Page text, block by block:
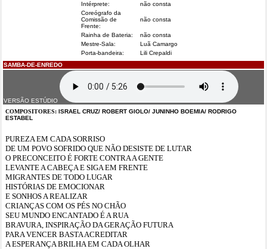
Intérprete:
não consta
Coreógrafo da
Comissão de
Frente:
não consta
Rainha de Bateria:
não consta
Mestre-Sala:
Luã Camargo
Porta-bandeira:
Lili Crepaldi
SAMBA-DE-ENREDO
VERSÃO ESTÚDIO
COMPOSITORES: ISRAEL CRUZ/ ROBERT GIOLO/ JUNINHO BOEMIA/ RODRIGO
ESTABEL
PUREZA EM CADA SORRISO
DE UM POVO SOFRIDO QUE NÃO DESISTE DE LUTAR
O PRECONCEITO É FORTE CONTRA A GENTE
LEVANTE A CABEÇA E SIGA EM FRENTE
MIGRANTES DE TODO LUGAR
HISTÓRIAS DE EMOCIONAR
E SONHOS A REALIZAR
CRIANÇAS COM OS PÉS NO CHÃO
SEU MUNDO ENCANTADO É A RUA
BRAVURA, INSPIRAÇÃO DA GERAÇÃO FUTURA
PARA VENCER BASTA ACREDITAR
A ESPERANÇA BRILHA EM CADA OLHAR